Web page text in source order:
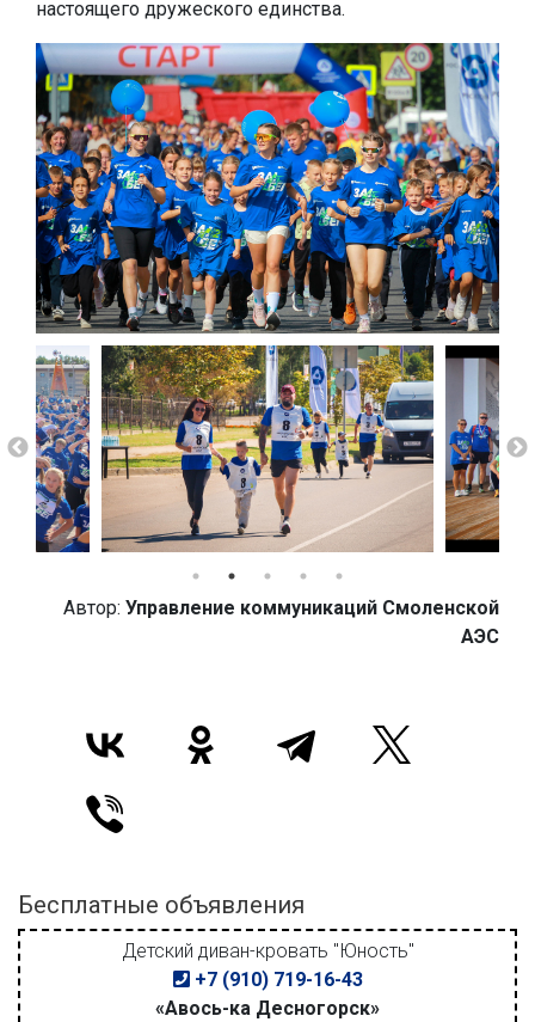
настоящего дружеского единства.
Автор: Управление коммуникаций Смоленской
АЭС
Бесплатные объявления
Детский диван-кровать "Юность"
+7 (910) 719-16-43
«Авось-ка Десногорск»